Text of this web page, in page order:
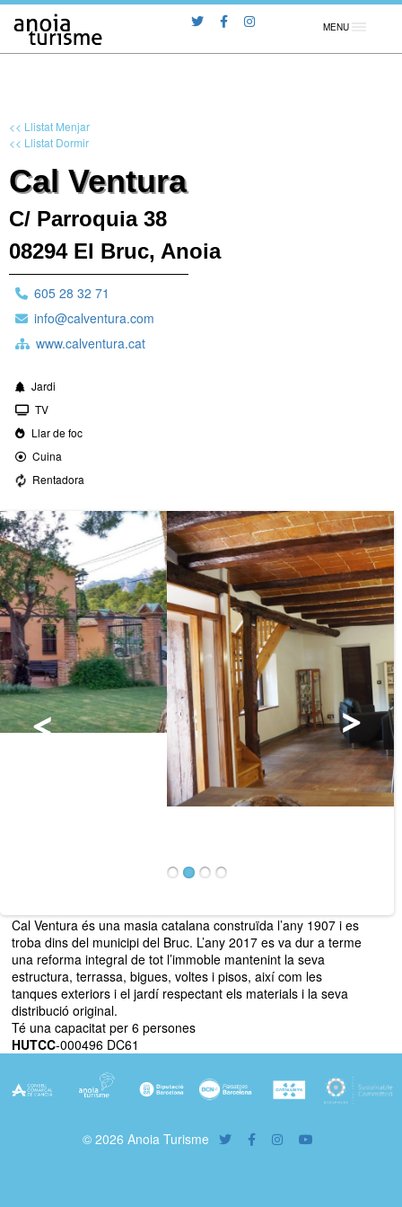
MENU
<< Llistat Menjar
<< Llistat Dormir
Cal Ventura
C/ Parroquia 38
08294 El Bruc, Anoia
605 28 32 71
info@calventura.com
www.calventura.cat
Jardi
TV
Llar de foc
Cuina
Rentadora
Cal Ventura és una masia catalana construïda l’any 1907 i es
troba dins del municipi del Bruc. L’any 2017 es va dur a terme
una reforma integral de tot l’immoble mantenint la seva
estructura, terrassa, bigues, voltes i pisos, així com les
tanques exteriors i el jardí respectant els materials i la seva
distribució original.
Té una capacitat per 6 persones
HUTCC-000496 DC61
© 2026 Anoia Turisme